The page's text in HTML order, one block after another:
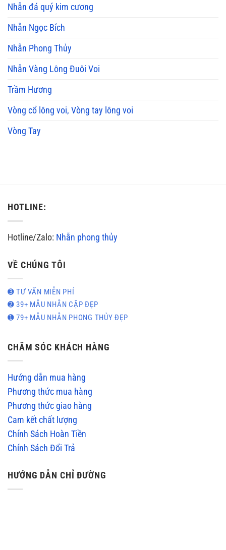
Nhẫn đá quý kim cương
Nhẫn Ngọc Bích
Nhẫn Phong Thủy
Nhẫn Vàng Lông Đuôi Voi
Trầm Hương
Vòng cổ lông voi, Vòng tay lông voi
Vòng Tay
HOTLINE:
Hotline/Zalo: Nhẫn phong thủy
VỀ CHÚNG TÔI
➌ TƯ VẤN MIỄN PHÍ
➋ 39+ MẪU NHẪN CẶP ĐẸP
➊ 79+ MẪU NHẪN PHONG THỦY ĐẸP
CHĂM SÓC KHÁCH HÀNG
Hướng dẫn mua hàng
Phương thức mua hàng
Phương thức giao hàng
Cam kết chất lượng
Chính Sách Hoàn Tiền
Chính Sách Đổi Trả
HƯỚNG DẪN CHỈ ĐƯỜNG